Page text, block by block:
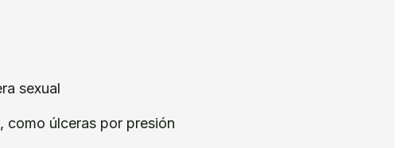
sexual
como úlceras por presión